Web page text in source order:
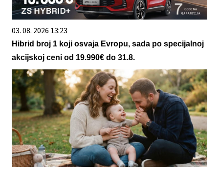
03. 08. 2026 13:23
Hibrid broj 1 koji osvaja Evropu, sada po specijalnoj
akcijskoj ceni od 19.990€ do 31.8.